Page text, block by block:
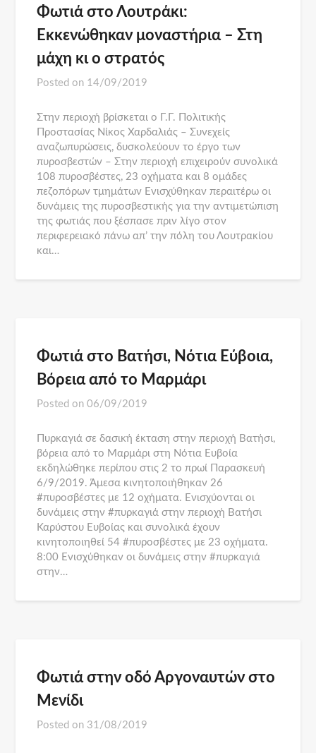
Φωτιά στο Λουτράκι:
Εκκενώθηκαν μοναστήρια – Στη
μάχη κι ο στρατός
Posted on 14/09/2019
Στην περιοχή βρίσκεται ο Γ.Γ. Πολιτικής
Προστασίας Νίκος Χαρδαλιάς – Συνεχείς
αναζωπυρώσεις, δυσκολεύουν το έργο των
πυροσβεστών – Στην περιοχή επιχειρούν συνολικά
108 πυροσβέστες, 23 οχήματα και 8 ομάδες
πεζοπόρων τμημάτων Ενισχύθηκαν περαιτέρω οι
δυνάμεις της πυροσβεστικής για την αντιμετώπιση
της φωτιάς που ξέσπασε πριν λίγο στον
περιφερειακό πάνω απ’ την πόλη του Λουτρακίου
και…
Φωτιά στο Βατήσι, Νότια Εύβοια,
Βόρεια από το Μαρμάρι
Posted on06/09/2019
Πυρκαγιά σε δασική έκταση στην περιοχή Βατήσι,
βόρεια από το Μαρμάρι στη Νότια Ευβοία
εκδηλώθηκε περίπου στις 2 το πρωί Παρασκευή
6/9/2019. Άμεσα κινητοποιήθηκαν 26
#πυροσβέστες με 12 οχήματα. Ενισχύονται οι
δυνάμεις στην #πυρκαγιά στην περιοχή Βατήσι
Καρύστου Ευβοίας και συνολικά έχουν
κινητοποιηθεί 54 #πυροσβέστες με 23 οχήματα.
8:00 Ενισχύθηκαν οι δυνάμεις στην #πυρκαγιά
στην…
Φωτιά στην οδό Αργοναυτών στο
Μενίδι
Posted on 31/08/2019